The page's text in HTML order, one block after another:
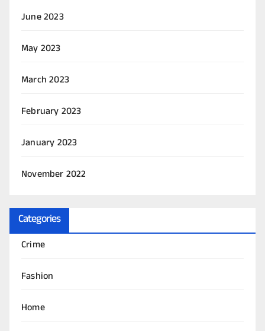
June 2023
May 2023
March 2023
February 2023
January 2023
November 2022
Categories
Crime
Fashion
Home